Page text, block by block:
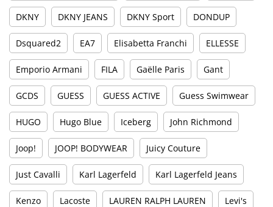
DKNY DKNY JEANS DKNY Sport DONDUP
Dsquared2 EA7 Elisabetta Franchi ELLESSE
Emporio Armani FILA Gaëlle Paris Gant
GCDS GUESS GUESS ACTIVE Guess Swimwear
HUGO Hugo Blue Iceberg John Richmond
Joop! JOOP! BODYWEAR Juicy Couture
Just Cavalli Karl Lagerfeld Karl Lagerfeld Jeans
Kenzo Lacoste LAUREN RALPH LAUREN Levi's